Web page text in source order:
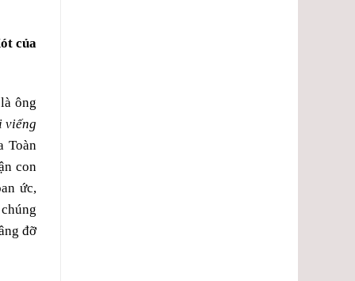
của
ông
viếng
Toàn
con
ức,
đỡ